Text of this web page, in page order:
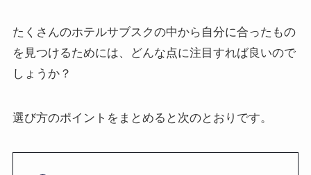
たくさんのホテルサブスクの中から自分に合ったもの
を見つけるためには、どんな点に注目すれば良いので
しょうか？
選び方のポイントをまとめると次のとおりです。